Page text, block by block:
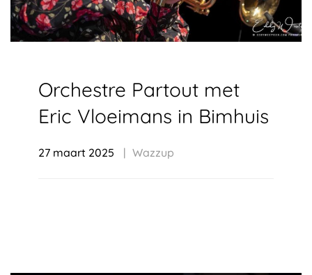
Orchestre Partout met
Eric Vloeimans in Bimhuis
27 maart 2025 Wazzup